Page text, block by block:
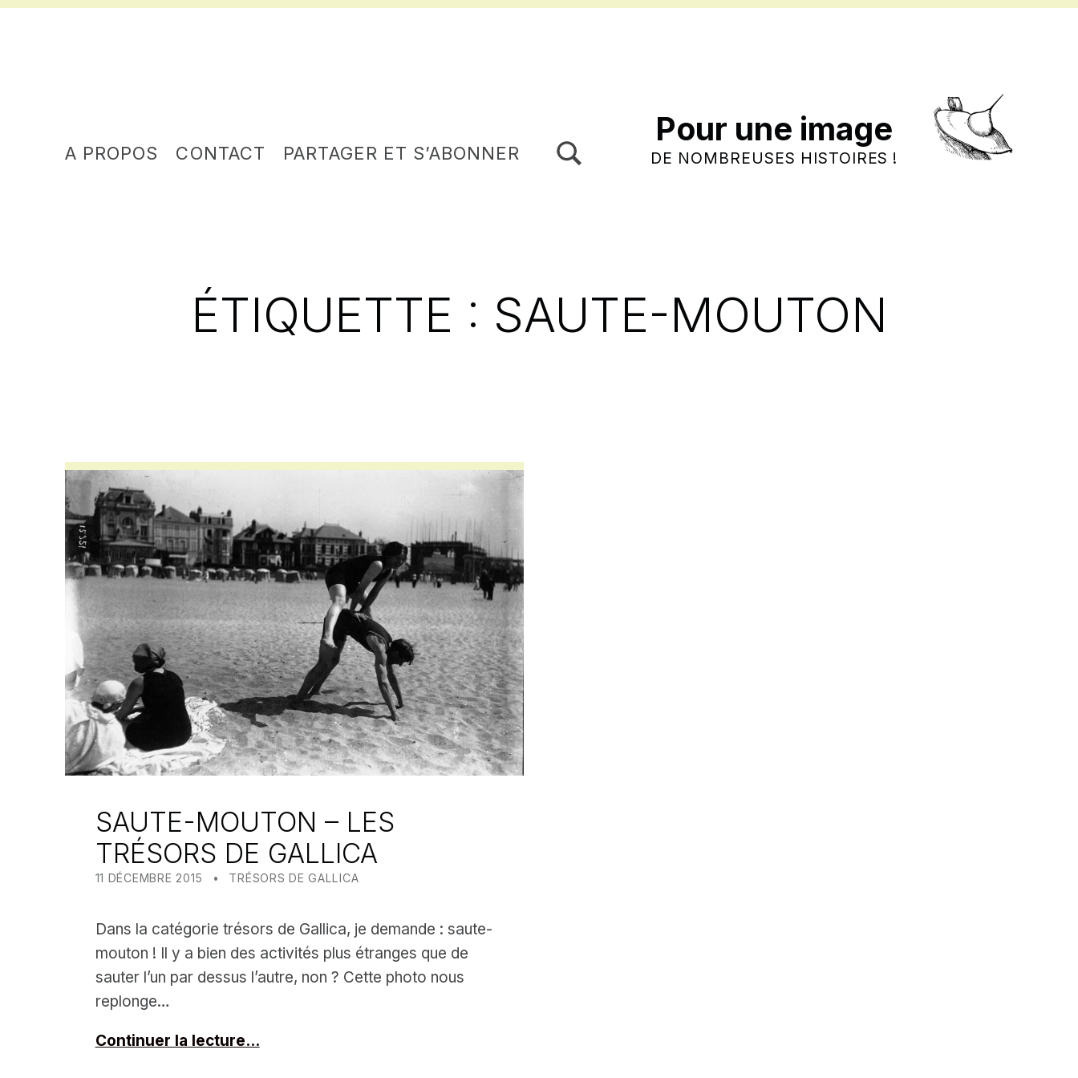
Pour une image
DE NOMBREUSES HISTOIRES !
A PROPOS CONTACT PARTAGER ET S’ABONNER
ÉTIQUETTE : SAUTE-MOUTON
SAUTE-MOUTON – LES
TRÉSORS DE GALLICA
POSTED ON:
11 DÉCEMBRE 2015 WRITTEN BY:
MEALIN
CATEGORIZED IN:
TRÉSORS DE GALLICA
Dans la catégorie trésors de Gallica, je demande : saute-
mouton ! Il y a bien des activités plus étranges que de
sauter l’un par dessus l’autre, non ? Cette photo nous
replonge…
Continuer la lecture…